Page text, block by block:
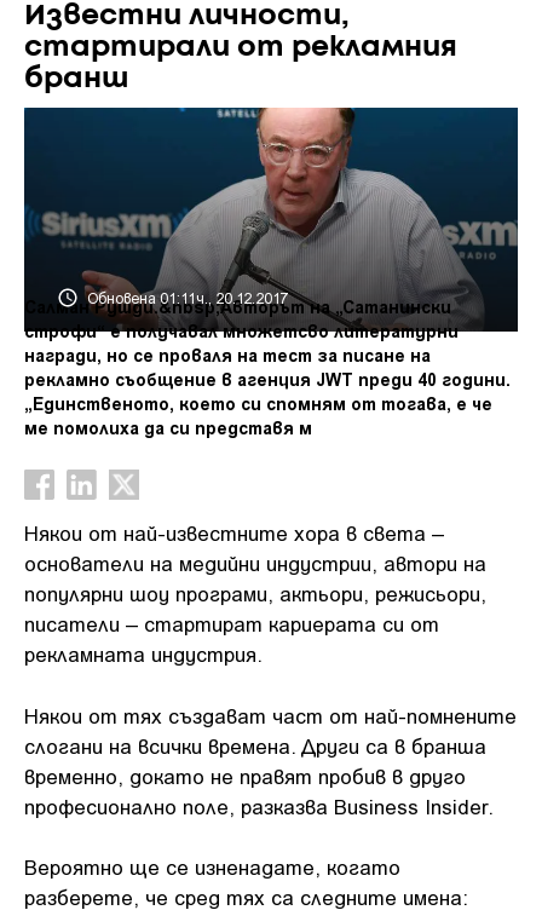
Известни личности,
стартирали от рекламния
бранш
Обновена 01:11ч., 20.12.2017
Салман Рушди.&nbsp;Авторът на „Сатанински
строфи“ е получавал множетсво литературни
награди, но се проваля на тест за писане на
рекламно съобщение в агенция JWT преди 40 години.
„Единственото, което си спомням от тогава, е че
ме помолиха да си представя м
Някои от най-известните хора в света –
основатели на медийни индустрии, автори на
популярни шоу програми, актьори, режисьори,
писатели – стартират кариерата си от
рекламната индустрия.
Някои от тях създават част от най-помнените
слогани на всички времена. Други са в бранша
временно, докато не правят пробив в друго
професионално поле, разказва Business Insider.
Вероятно ще се изненадате, когато
разберете, че сред тях са следните имена: